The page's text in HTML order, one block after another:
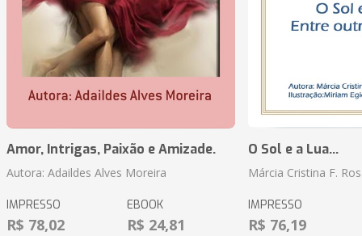
Amor, Intrigas, Paixão e Amizade.
Autora: Adaildes Alves Moreira
IMPRESSO
R$ 78,02
EBOOK
R$ 24,81
O Sol e a Lua...
Márcia Cristina F.
IMPRESSO
R$ 76,19